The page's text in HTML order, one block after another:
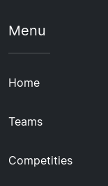
Menu
Home
Teams
Competities